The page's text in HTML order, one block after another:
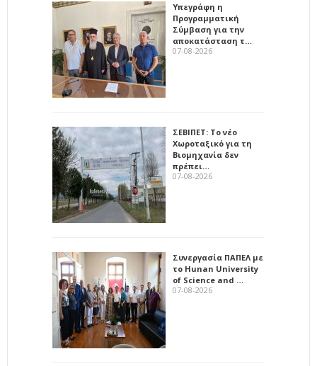
Υπεγράφη η
Προγραμματική
Σύμβαση για την
αποκατάσταση τ…
07-08-2026
ΣΕΒΙΠΕΤ: Το νέο
Χωροταξικό για τη
Βιομηχανία δεν
πρέπει…
07-08-2026
Συνεργασία ΠΑΠΕΛ με
το Hunan University
of Science and …
07-08-2026